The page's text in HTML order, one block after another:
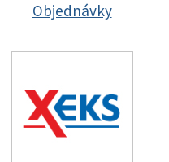
Objednávky